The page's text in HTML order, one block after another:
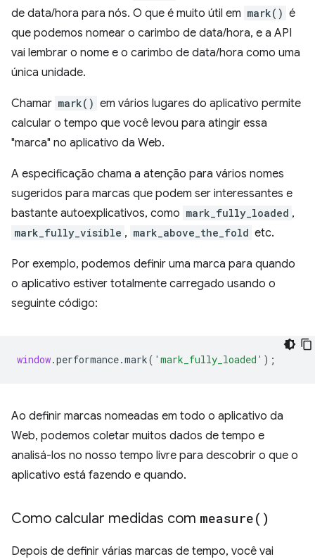
de data/hora para nós. O que é muito útil em mark() é
que podemos nomear o carimbo de data/hora, e a API
vai lembrar o nome e o carimbo de data/hora como uma
única unidade.
Chamar mark() em vários lugares do aplicativo permite
calcular o tempo que você levou para atingir essa
"marca" no aplicativo da Web.
A especificação chama a atenção para vários nomes
sugeridos para marcas que podem ser interessantes e
bastante autoexplicativos, como mark_fully_loaded ,
mark_fully_visible , mark_above_the_fold etc.
Por exemplo, podemos definir uma marca para quando
o aplicativo estiver totalmente carregado usando o
seguinte código:
window.performance.mark( 'mark_fully_loaded' );
Ao definir marcas nomeadas em todo o aplicativo da
Web, podemos coletar muitos dados de tempo e
analisá-los no nosso tempo livre para descobrir o que o
aplicativo está fazendo e quando.
Como calcular medidas com measure( )
Depois de definir várias marcas de tempo, você vai